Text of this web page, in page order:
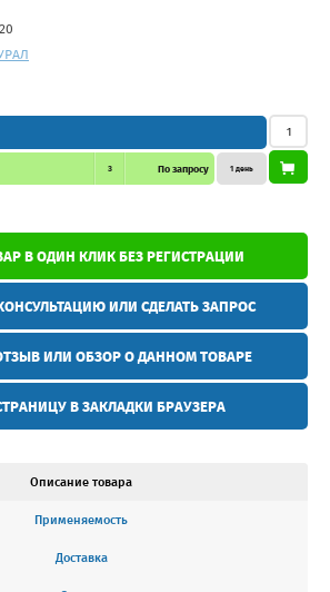
3 По запросу 1 день
В ОДИН КЛИК БЕЗ РЕГИСТРАЦИИ
ИЛИ СДЕЛАТЬ ЗАПРОС
ИЛИ ОБЗОР О ДАННОМ ТОВАРЕ
В ЗАКЛАДКИ БРАУЗЕРА
Описание товара
Применяемость
Доставка